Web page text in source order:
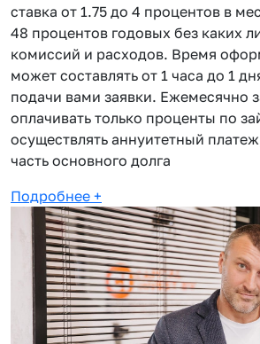
ставка от 1.75 до 4 процентов в
48 процентов годовых без каких
комиссий и расходов. Время
может составлять от 1 часа до 1
подачи вами заявки. Ежемесячно
оплачивать только проценты по
осуществлять аннуитетный
часть основного долга
Подробнее +